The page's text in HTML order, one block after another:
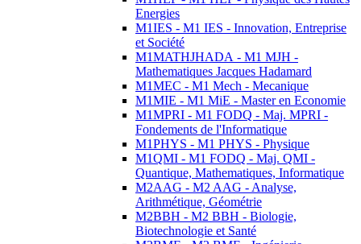
Energies
M1IES - M1 IES - Innovation, Entreprise
et Société
M1MATHJHADA - M1 MJH -
Mathematiques Jacques Hadamard
M1MEC - M1 Mech - Mecanique
M1MIE - M1 MiE - Master en Economie
M1MPRI - M1 FODQ - Maj. MPRI -
Fondements de l'Informatique
M1PHYS - M1 PHYS - Physique
M1QMI - M1 FODQ - Maj. QMI -
Quantique, Mathematiques, Informatique
M2AAG - M2 AAG - Analyse,
Arithmétique, Géométrie
M2BBH - M2 BBH - Biologie,
Biotechnologie et Santé